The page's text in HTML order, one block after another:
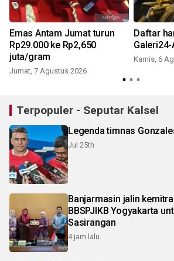
Emas Antam Jumat turun
Rp29.000 ke Rp2,650
juta/gram
Jumat, 7 Agustus 2026
Daftar
Kamis, 6
Terpopuler - Seputar Kalsel
Legenda timnas
Jul 25th
Banjarmasin jalin
BBSPJIKB Yogyakarta
Sasirangan
4 jam lalu